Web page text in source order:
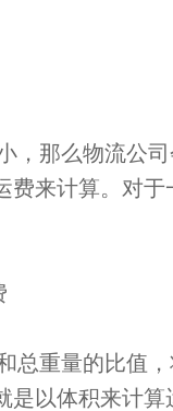
，那么物流公
费来计算。对
总重量的比值
是以体积来计